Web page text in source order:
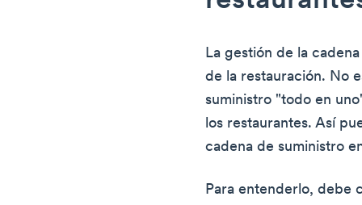
La gestión de la
de la restauración. No
suministro "todo en
los restaurantes. Así
cadena de suministro
Para entenderlo, debe